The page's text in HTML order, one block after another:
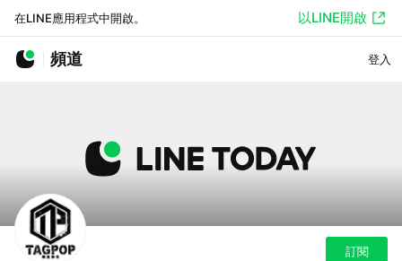
在LINE應用程式中開啟。 以LINE開啟
頻道 登入
訂閱